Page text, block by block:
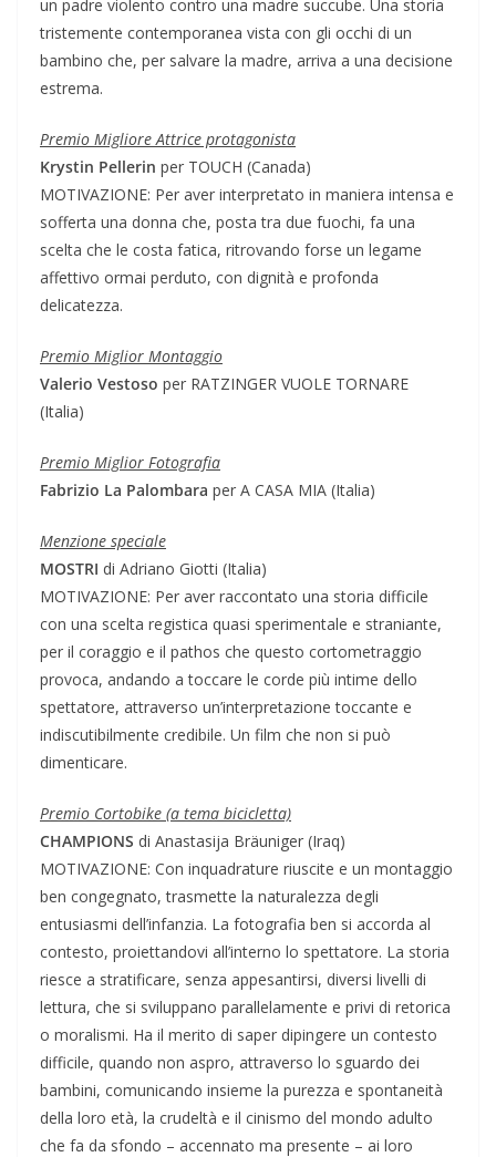
un padre violento contro una madre succube. Una storia
tristemente contemporanea vista con gli occhi di un
bambino che, per salvare la madre, arriva a una decisione
estrema.
Premio Migliore Attrice protagonista
Krystin Pellerin per TOUCH (Canada)
MOTIVAZIONE: Per aver interpretato in maniera intensa e
sofferta una donna che, posta tra due fuochi, fa una
scelta che le costa fatica, ritrovando forse un legame
affettivo ormai perduto, con dignità e profonda
delicatezza.
Premio Miglior Montaggio
Valerio Vestoso per RATZINGER VUOLE TORNARE
(Italia)
Premio Miglior Fotografia
Fabrizio La Palombara per A CASA MIA (Italia)
Menzione speciale
MOSTRI di Adriano Giotti (Italia)
MOTIVAZIONE: Per aver raccontato una storia difficile
con una scelta registica quasi sperimentale e straniante,
per il coraggio e il pathos che questo cortometraggio
provoca, andando a toccare le corde più intime dello
spettatore, attraverso un’interpretazione toccante e
indiscutibilmente credibile. Un film che non si può
dimenticare.
Premio Cortobike (a tema bicicletta)
CHAMPIONS di Anastasija Bräuniger (Iraq)
MOTIVAZIONE: Con inquadrature riuscite e un montaggio
ben congegnato, trasmette la naturalezza degli
entusiasmi dell’infanzia. La fotografia ben si accorda al
contesto, proiettandovi all’interno lo spettatore. La storia
riesce a stratificare, senza appesantirsi, diversi livelli di
lettura, che si sviluppano parallelamente e privi di retorica
o moralismi. Ha il merito di saper dipingere un contesto
difficile, quando non aspro, attraverso lo sguardo dei
bambini, comunicando insieme la purezza e spontaneità
della loro età, la crudeltà e il cinismo del mondo adulto
che fa da sfondo – accennato ma presente – ai loro